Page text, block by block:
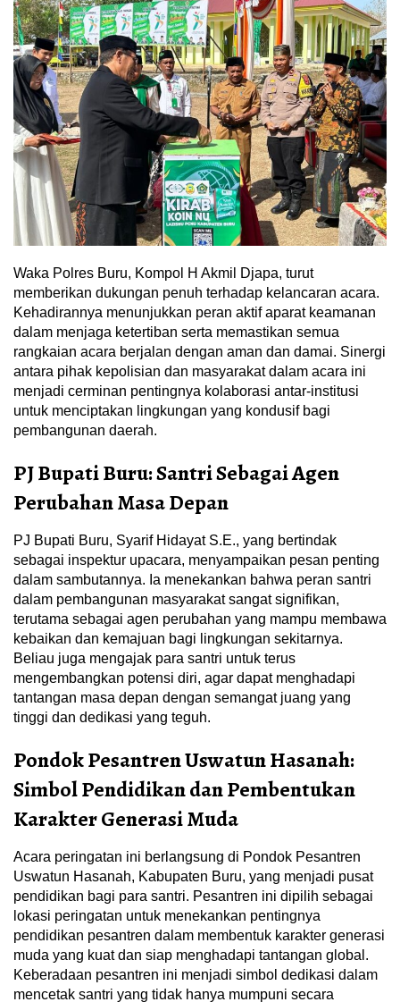
Waka Polres Buru, Kompol H Akmil Djapa, turut
memberikan dukungan penuh terhadap kelancaran acara.
Kehadirannya menunjukkan peran aktif aparat keamanan
dalam menjaga ketertiban serta memastikan semua
rangkaian acara berjalan dengan aman dan damai. Sinergi
antara pihak kepolisian dan masyarakat dalam acara ini
menjadi cerminan pentingnya kolaborasi antar-institusi
untuk menciptakan lingkungan yang kondusif bagi
pembangunan daerah.
PJ Bupati Buru: Santri Sebagai Agen
Perubahan Masa Depan
PJ Bupati Buru, Syarif Hidayat S.E., yang bertindak
sebagai inspektur upacara, menyampaikan pesan penting
dalam sambutannya. Ia menekankan bahwa peran santri
dalam pembangunan masyarakat sangat signifikan,
terutama sebagai agen perubahan yang mampu membawa
kebaikan dan kemajuan bagi lingkungan sekitarnya.
Beliau juga mengajak para santri untuk terus
mengembangkan potensi diri, agar dapat menghadapi
tantangan masa depan dengan semangat juang yang
tinggi dan dedikasi yang teguh.
Pondok Pesantren Uswatun Hasanah:
Simbol Pendidikan dan Pembentukan
Karakter Generasi Muda
Acara peringatan ini berlangsung di Pondok Pesantren
Uswatun Hasanah, Kabupaten Buru, yang menjadi pusat
pendidikan bagi para santri. Pesantren ini dipilih sebagai
lokasi peringatan untuk menekankan pentingnya
pendidikan pesantren dalam membentuk karakter generasi
muda yang kuat dan siap menghadapi tantangan global.
Keberadaan pesantren ini menjadi simbol dedikasi dalam
mencetak santri yang tidak hanya mumpuni secara